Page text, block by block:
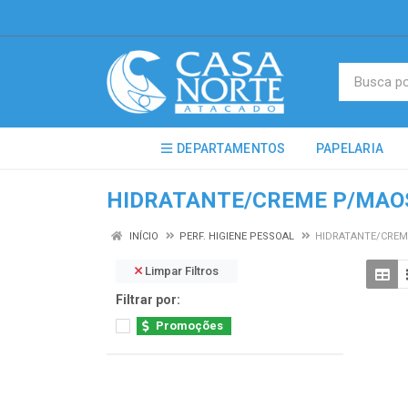
DEPARTAMENTOS PAPELARIA
HIDRATANTE/CREME P/
INÍCIO PERF. HIGIENE PESSOAL HIDRATANTE/
Limpar Filtros
Filtrar por:
Promoções